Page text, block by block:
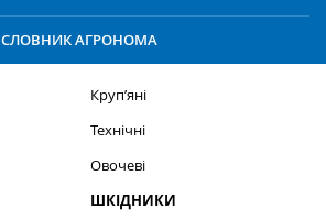
СЛОВНИК АГРОНОМА
Круп’яні
Технічні
Овочеві
ШКІДНИКИ